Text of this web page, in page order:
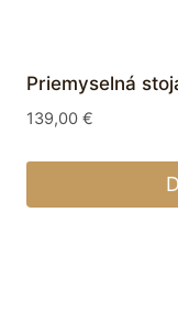
Priemyselná
139,00 €